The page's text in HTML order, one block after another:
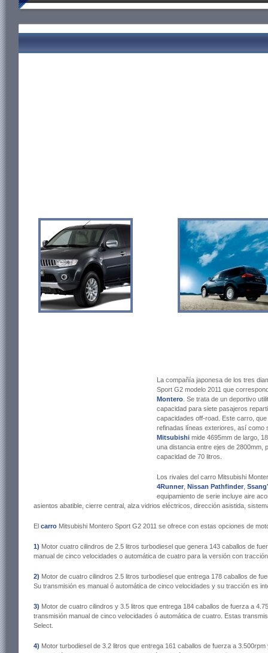
La compañía japonesa de los tres
Sport G2 modelo 2011 que
Montero . Se trata de un deportivo
capacidad para siete pasajeros
capacidades off-road. Este carro,
refinadas líneas exteriores, así como
Mitsubishi mide 4695mm de largo,
una distancia entre ejes de 2800mm,
capacidad de 70 litros.
Los rivales del carro Mitsubishi
4Runner Nissan Pathfinder
equipamiento de serie incluye aire
asientos abatible, cierre central, alza vidrios eléctricos, dirección asistida,
El carro Mitsubishi Montero Sport G2 2011 se ofrece con estas opciones de
1) Motor cuatro cilindros de 2.5 litros turbodiesel que genera 143 caballos de
manual de cinco velocidades o automática de cuatro para la versión con
2) Motor de cuatro cilindros 2.5 litros turbodiesel que entrega 178 caballos de
Su transmisión es manual ó automática de cinco velocidades y su tracción es
3) Motor de cuatro cilindros y 3.5 litros que entrega 184 caballos de fuerza a
transmisión manual de cinco velocidades ó automática de cuatro. Estas
Select.
4) Motor turbodiesel de 3.2 litros que entrega 161 caballos de fuerza a